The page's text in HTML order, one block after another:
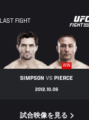
LAST FIGHT
UFC
FIGHT
NIGHT
WIN
SIMPSONVS PIERCE
2012.10.06
試合映像を見る